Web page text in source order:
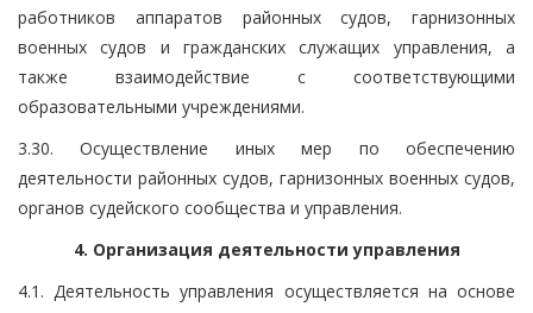
работников аппаратов районных судов, гарнизонных
военных судов и гражданских служащих управления, а
также взаимодействие с соответствующими
образовательными учреждениями.
3.30. Осуществление иных мер по обеспечению
деятельности районных судов, гарнизонных военных судов,
органов судейского сообщества и управления.
4. Организация деятельности управления
4.1. Деятельность управления осуществляется на основе